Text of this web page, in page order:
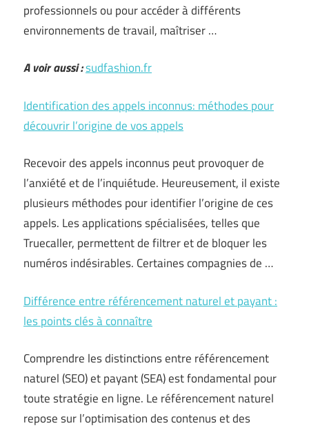
professionnels ou pour accéder à différents
environnements de travail, maîtriser …
A voir aussi :sudfashion.fr
Identification des appels inconnus: méthodes pour
découvrir l’origine de vos appels
Recevoir des appels inconnus peut provoquer de
l’anxiété et de l’inquiétude. Heureusement, il existe
plusieurs méthodes pour identifier l’origine de ces
appels. Les applications spécialisées, telles que
Truecaller, permettent de filtrer et de bloquer les
numéros indésirables. Certaines compagnies de …
Différence entre référencement naturel et payant :
les points clés à connaître
Comprendre les distinctions entre référencement
naturel (SEO) et payant (SEA) est fondamental pour
toute stratégie en ligne. Le référencement naturel
repose sur l’optimisation des contenus et des